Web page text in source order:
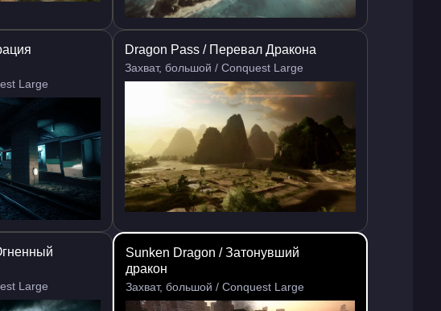
Large
Dragon Pass / Перевал Дракона
Захват, большой / Conquest Large
Large
Sunken Dragon / Затонувший
дракон
Захват, большой / Conquest Large